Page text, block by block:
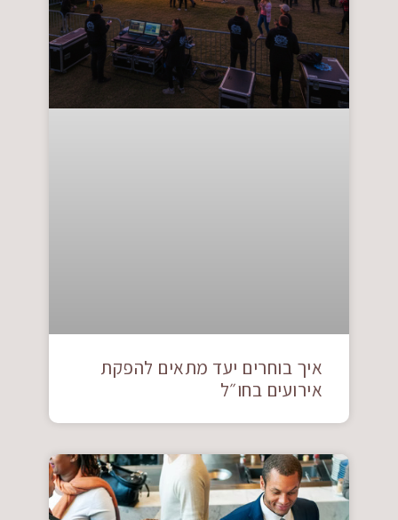
איך בוחרים יעד מתאים להפקת
אירועים בחו״ל